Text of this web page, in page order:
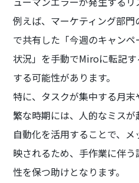
例えば、マーケティング部門
で共有した「今週のキャン
状況」を手動でMiroに転記
する可能性があります。
特に、タスクが集中する月
繁な時期には、人的なミスが
自動化を活用することで、
映されるため、手作業に伴
性を保つ助けとなります。